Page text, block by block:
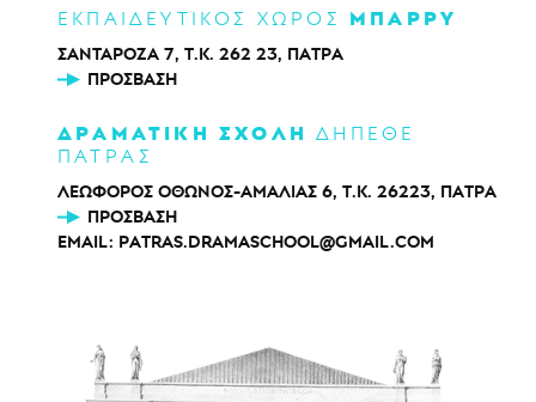
ΕΚΠΑΙΔΕΥΤΙΚΟΣ ΧΩΡΟΣ ΜΠΑΡΡΥ
ΣΑΝΤΑΡΟΖΑ 7, Τ.Κ. 262 23, ΠΑΤΡΑ
ΠΡΌΣΒΑΣΗ
ΔΡΑΜΑΤΙΚΗ ΣΧΟΛΗ ΔΗΠΕΘΕ
ΠΑΤΡΑΣ
ΛΕΩΦΟΡΟΣ ΟΘΩΝΟΣ-ΑΜΑΛΙΑΣ 6, Τ.Κ. 26223, ΠΑΤΡΑ
ΠΡΌΣΒΑΣΗ
EMAIL: PATRAS.DRAMASCHOOL@GMAIL.COM